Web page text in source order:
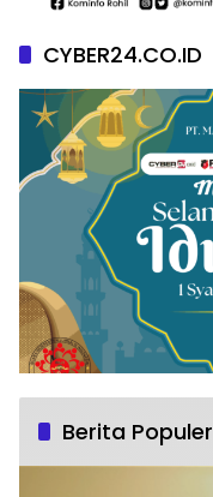
CYBER24.CO.ID
Berita Populer